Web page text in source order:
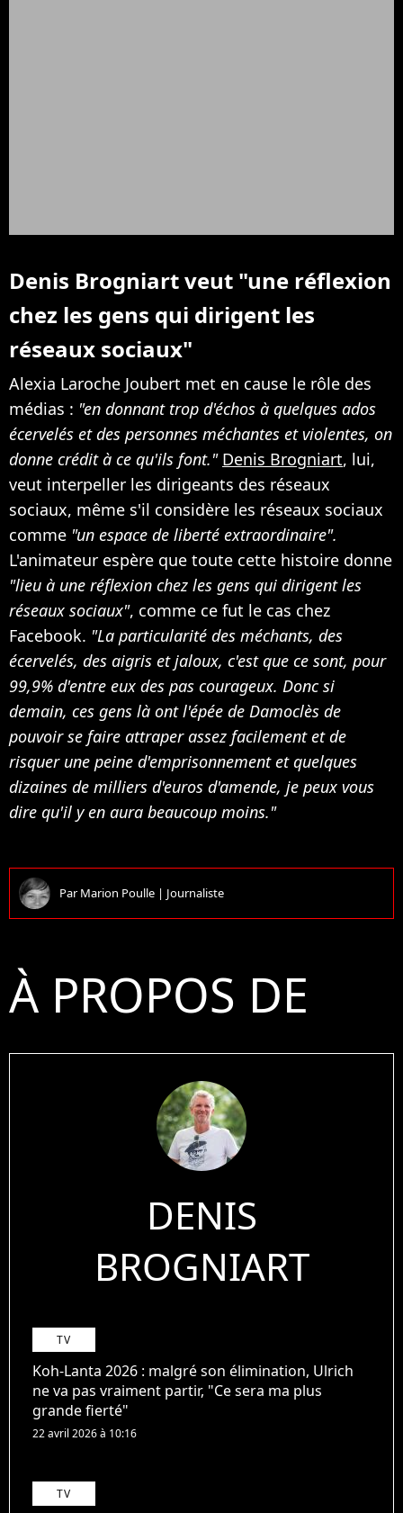
Denis Brogniart veut "une réflexion
chez les gens qui dirigent les
réseaux sociaux"
Alexia Laroche Joubert met en cause le rôle des
médias : "en donnant trop d'échos à quelques ados
écervelés et des personnes méchantes et violentes, on
donne crédit à ce qu'ils font." Denis Brogniart, lui,
veut interpeller les dirigeants des réseaux
sociaux, même s'il considère les réseaux sociaux
comme "un espace de liberté extraordinaire".
L'animateur espère que toute cette histoire donne
"lieu à une réflexion chez les gens qui dirigent les
réseaux sociaux", comme ce fut le cas chez
Facebook. "La particularité des méchants, des
écervelés, des aigris et jaloux, c'est que ce sont, pour
99,9% d'entre eux des pas courageux. Donc si
demain, ces gens là ont l'épée de Damoclès de
pouvoir se faire attraper assez facilement et de
risquer une peine d'emprisonnement et quelques
dizaines de milliers d'euros d'amende, je peux vous
dire qu'il y en aura beaucoup moins."
ParMarion Poulle | Journaliste
À PROPOS DE
DENIS
BROGNIART
TV
Koh-Lanta 2026 : malgré son élimination, Ulrich
ne va pas vraiment partir, "Ce sera ma plus
grande fierté"
22 avril 2026 à 10:16
TV